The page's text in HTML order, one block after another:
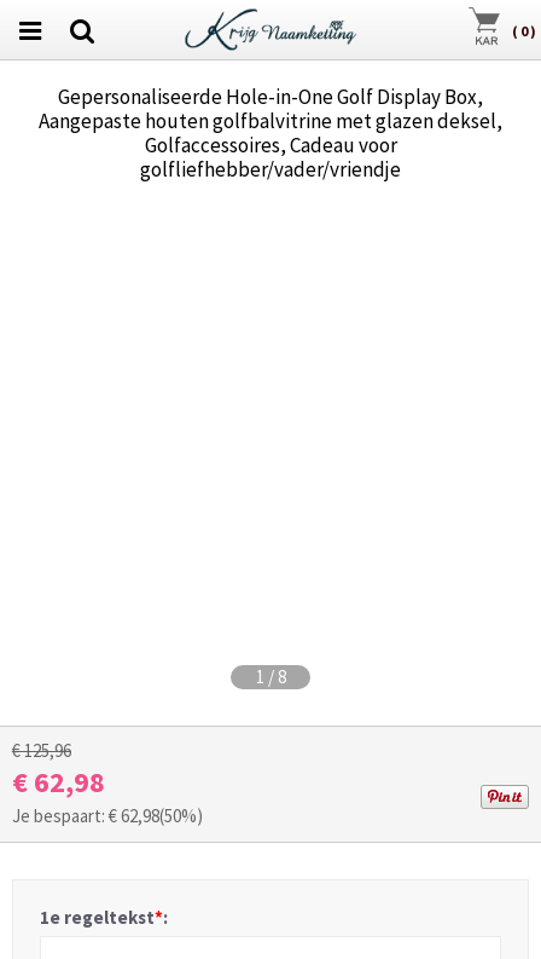
( 0)
Gepersonaliseerde Hole-in-One Golf Display Box,
Aangepaste houten golfbalvitrine met glazen deksel,
Golfaccessoires, Cadeau voor
golfliefhebber/vader/vriendje
1 / 8
€ 125,96
€ 62,98
Je bespaart: €62,98(50%)
1e regeltekst*: